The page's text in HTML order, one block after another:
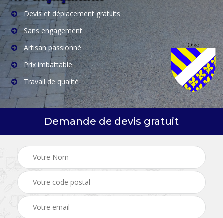
Devis et déplacement gratuits
Sans engagement
Artisan passionné
Prix imbattable
Travail de qualité
Demande de devis gratuit